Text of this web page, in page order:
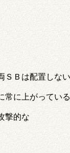
ＳＢは配置しな
常に上がってい
撃的な